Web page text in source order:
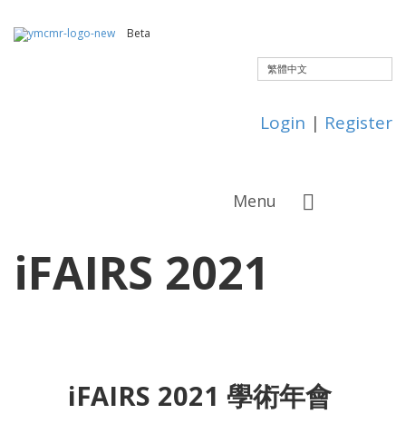
Beta
繁體中文
Login | Register
Menu
iFAIRS 2021
iFAIRS 2021 學術年會